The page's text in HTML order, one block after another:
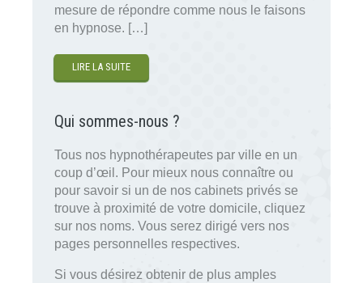
mesure de répondre comme nous le faisons
en hypnose. […]
LIRE LA SUITE
Qui sommes-nous ?
Tous nos hypnothérapeutes par ville en un
coup d’œil. Pour mieux nous connaître ou
pour savoir si un de nos cabinets privés se
trouve à proximité de votre domicile, cliquez
sur nos noms. Vous serez dirigé vers nos
pages personnelles respectives.
Si vous désirez obtenir de plus amples